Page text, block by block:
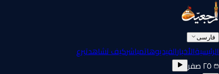
فارسی
الرئيسيةالأخبارالفيديوهاتمباشركيف تشاهدتبرع
٢٥ صفر